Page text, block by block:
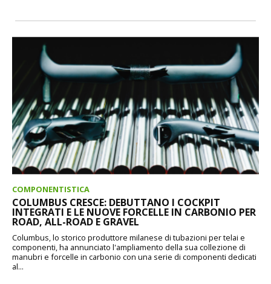
COMPONENTISTICA
COLUMBUS CRESCE: DEBUTTANO I COCKPIT
INTEGRATI E LE NUOVE FORCELLE IN CARBONIO PER
ROAD, ALL-ROAD E GRAVEL
Columbus, lo storico produttore milanese di tubazioni per telai e
componenti, ha annunciato l'ampliamento della sua collezione di
manubri e forcelle in carbonio con una serie di componenti dedicati
al...